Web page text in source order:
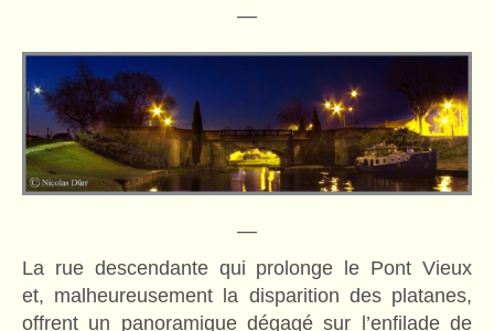
—
—
La rue descendante qui prolonge le Pont Vieux
et, malheureusement la disparition des platanes,
offrent un panoramique dégagé sur l’enfilade de